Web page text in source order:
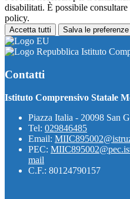
disabilitati. È possibile
policy.
Accetta tutti Salva le preferenze
Istituto
Contatti
Istituto Comprensivo Statale
Piazza Italia - 20098 San
Tel: 029846485
Email:
PEC:
mail
C.F.: 80124790157